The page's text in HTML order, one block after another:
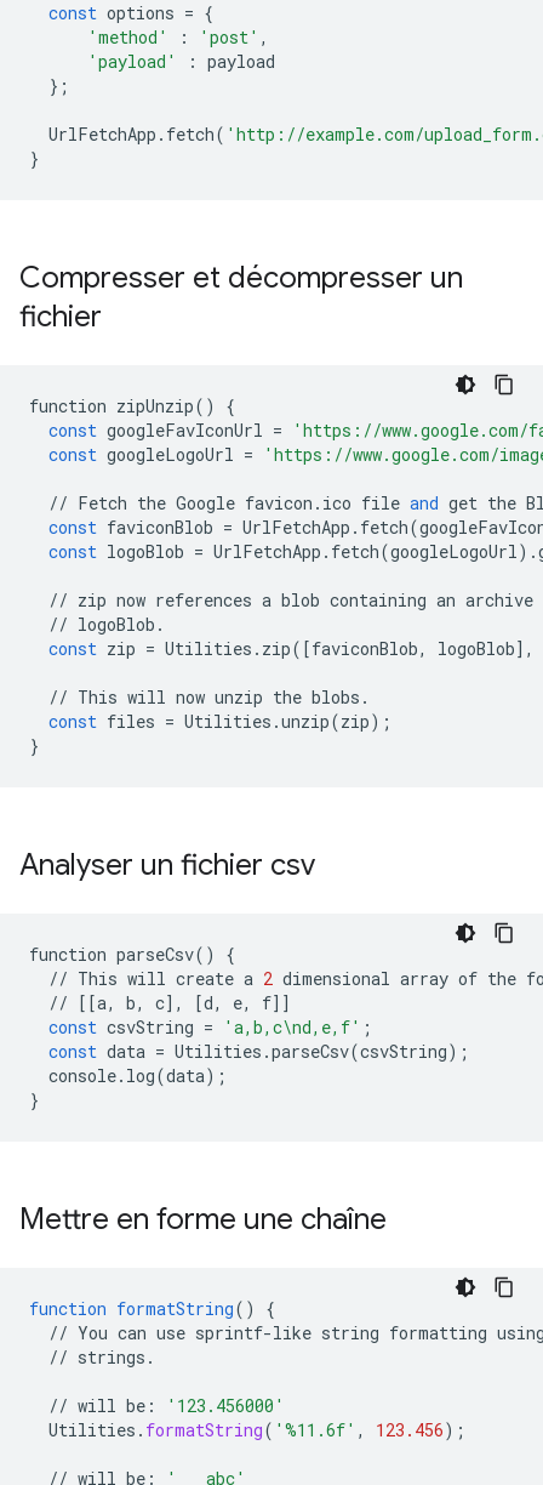
const options = {
'method'
: 'post' ,
'payload'
: payload
};
UrlFetchApp . fetch( 'http://example.com/
}
Compresser et décompresser un
fichier
function zipUnzip()
{
const googleFavIconUrl =
'https://
const googleLogoUrl = 'https://www.google.com/
// Fetch the Google favicon . ico file and get the
const faviconBlob = UrlFetchApp . fetch(
const logoBlob = UrlFetchApp . fetch(googleLogoUrl) .
// zip now references a blob containing an archive
// logoBlob .
const zip = Utilities . zip([faviconBlob, logoBlob],
// This will now unzip the blobs .
const files = Utilities .unzip(zip);
}
Analyser un fichier csv
function parseCsv()
{
// This will create a 2 dimensional array of the
// [[a, b, c], [d, e, f]]
const csvString = 'a,b,c\nd,e,f' ;
const data = Utilities .parseCsv(csvString);
console. log(data);
}
Mettre en forme une chaîne
function formatString()
{
// You can use sprintf-like string formatting
// strings.
// will be :
'123.456000'
Utilities . formatString( '%11.6f' , 123.456);
// will be : '   abc'